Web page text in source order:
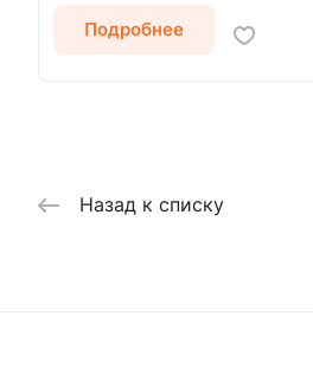
Подробнее
Назад к списку